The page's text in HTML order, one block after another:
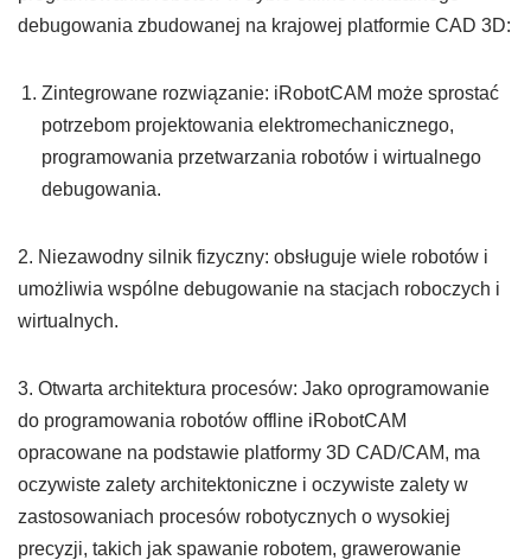
debugowania zbudowanej na krajowej platformie CAD 3D:
Zintegrowane rozwiązanie: iRobotCAM może sprostać
potrzebom projektowania elektromechanicznego,
programowania przetwarzania robotów i wirtualnego
debugowania.
2. Niezawodny silnik fizyczny: obsługuje wiele robotów i
umożliwia wspólne debugowanie na stacjach roboczych i
wirtualnych.
3. Otwarta architektura procesów: Jako oprogramowanie
do programowania robotów offline iRobotCAM
opracowane na podstawie platformy 3D CAD/CAM, ma
oczywiste zalety architektoniczne i oczywiste zalety w
zastosowaniach procesów robotycznych o wysokiej
precyzji, takich jak spawanie robotem, grawerowanie